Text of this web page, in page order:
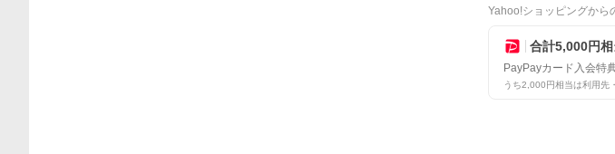
Yahoo!ショッピングから
合計5,000円相
PayPayカード入会特
うち2,000円相当は利用先